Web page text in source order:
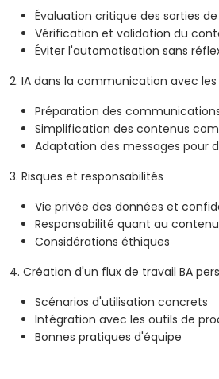
Évaluation critique des sorties de
Vérification et validation du
Éviter l'automatisation sans
2. IA dans la communication avec
Préparation des
Simplification des contenus
Adaptation des messages pour
3. Risques et responsabilités
Vie privée des données et
Responsabilité quant au
Considérations éthiques
4. Création d'un flux de travail BA
Scénarios d'utilisation concrets
Intégration avec les outils de
Bonnes pratiques d'équipe